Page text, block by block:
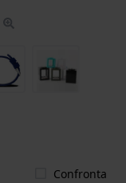
Confronta